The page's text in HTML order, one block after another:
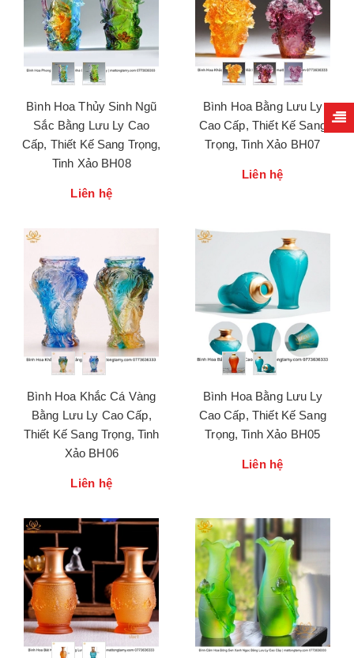
Bình Hoa Thủy Sinh Ngũ
Sắc Bằng Lưu Ly Cao
Cấp, Thiết Kế Sang Trọng,
Tinh Xảo BH08
Liên hệ
Bình Hoa Bằng Lưu Ly
Cao Cấp, Thiết Kế Sang
Trọng, Tinh Xảo BH07
Liên hệ
Bình Hoa Khắc Cá Vàng
Bằng Lưu Ly Cao Cấp,
Thiết Kế Sang Trọng, Tinh
Xảo BH06
Liên hệ
Bình Hoa Bằng Lưu Ly
Cao Cấp, Thiết Kế Sang
Trọng, Tinh Xảo BH05
Liên hệ